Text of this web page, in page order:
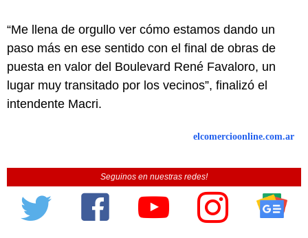
“Me llena de orgullo ver cómo estamos dando un
paso más en ese sentido con el final de obras de
puesta en valor del Boulevard René Favaloro, un
lugar muy transitado por los vecinos”, finalizó el
intendente Macri.
elcomercioonline.com.ar
Seguinos en nuestras redes!